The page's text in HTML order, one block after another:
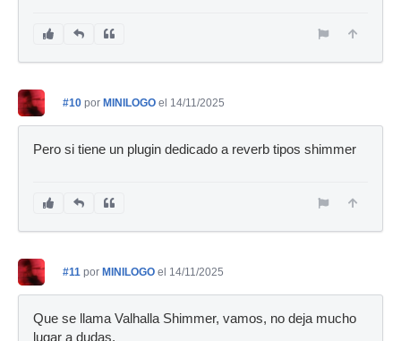
#10 por MINILOGO el 14/11/2025
Pero si tiene un plugin dedicado a reverb tipos shimmer
#11 por MINILOGO el 14/11/2025
Que se llama Valhalla Shimmer, vamos, no deja mucho
lugar a dudas.